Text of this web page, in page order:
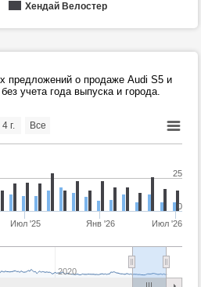
Хендай Велостер
предложений о продаже Audi S5 и
учета года выпуска и города.
Июл '25 Янв '26 Июл '26
2020
0
25
4 г. Все